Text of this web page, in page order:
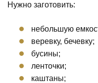
Нужно заготовить:
небольшую
веревку, бечевку;
бусины;
ленточки;
каштаны;